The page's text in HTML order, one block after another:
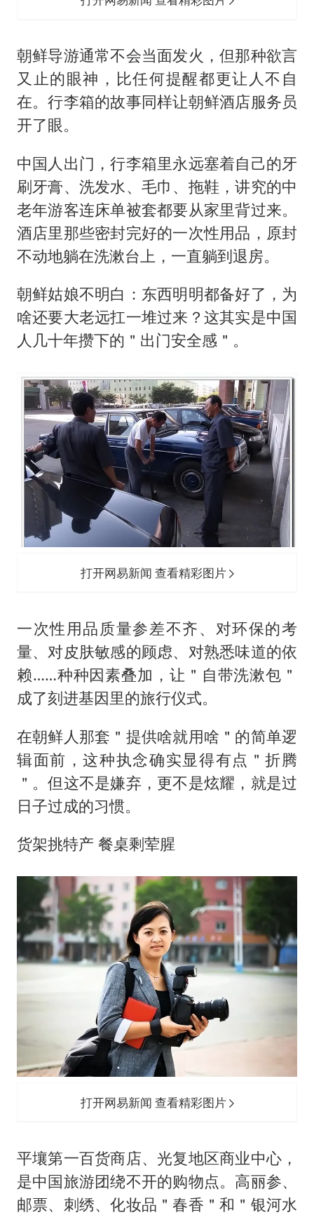
朝鲜导游通常不会当面发火，但那种欲言
又止的眼神，比任何提醒都更让人不自
在。行李箱的故事同样让朝鲜酒店服务员
开了眼。
中国人出门，行李箱里永远塞着自己的牙
刷牙膏、洗发水、毛巾、拖鞋，讲究的中
老年游客连床单被套都要从家里背过来。
酒店里那些密封完好的一次性用品，原封
不动地躺在洗漱台上，一直躺到退房。
朝鲜姑娘不明白：东西明明都备好了，为
啥还要大老远扛一堆过来？这其实是中国
人几十年攒下的＂出门安全感＂。
打开网易新闻 查看精彩图片
一次性用品质量参差不齐、对环保的考
量、对皮肤敏感的顾虑、对熟悉味道的依
赖……种种因素叠加，让＂自带洗漱包＂
成了刻进基因里的旅行仪式。
在朝鲜人那套＂提供啥就用啥＂的简单逻
辑面前，这种执念确实显得有点＂折腾
＂。但这不是嫌弃，更不是炫耀，就是过
日子过成的习惯。
货架挑特产 餐桌剩荤腥
打开网易新闻 查看精彩图片
平壤第一百货商店、光复地区商业中心，
是中国旅游团绕不开的购物点。高丽参、
邮票、刺绣、化妆品＂春香＂和＂银河水